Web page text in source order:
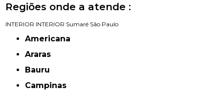
Regiões onde a atende :
INTERIOR INTERIOR Sumaré São Paulo
Americana
Araras
Bauru
Campinas